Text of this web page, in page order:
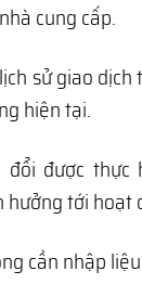
cung cấp.
sử giao
hiện tại.
được thực
hưởng tới hoạt
cần nhập